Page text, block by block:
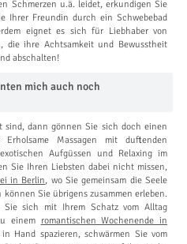
Schmerzen u.ä. leidet, erkundigen Sie
Ihrer Freundin durch ein Schwebebad
eignet es sich für Liebhaber von
die ihre Achtsamkeit und Bewusstheit
abschalten!
mich auch noch
sind, dann gönnen Sie sich doch einen
Erholsame Massagen mit duftenden
Aufgüssen und Relaxing im
Sie Ihren Liebsten dabei nicht missen,
in Berlin, wo Sie gemeinsam die Seele
können Sie übrigens zusammen erleben.
sich mit Ihrem Schatz vom Alltag
einem romantischen Wochenende in
Hand spazieren, schwärmen Sie vom